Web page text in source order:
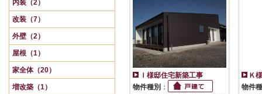
内装（2）
改装（7）
外壁（2）
屋根（1）
家全体（20）
増改築（1）
Ｉ様邸住宅新築工事
物件種別 ：
Ｋ
物件